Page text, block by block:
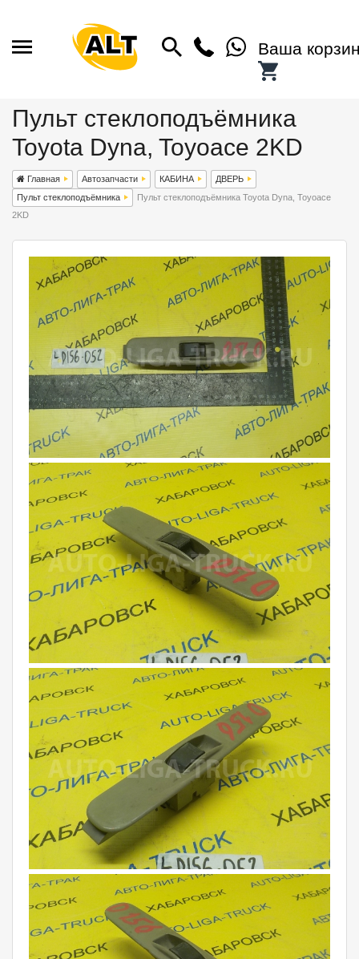
Ваша
Пульт стеклоподъёмника
Toyota Dyna, Toyoace 2KD
Главная Автозапчасти КАБИНА
ДВЕРЬ
Пульт стеклоподъёмника
Пульт стеклоподъёмника Toyota Dyna, Toyoace
2KD